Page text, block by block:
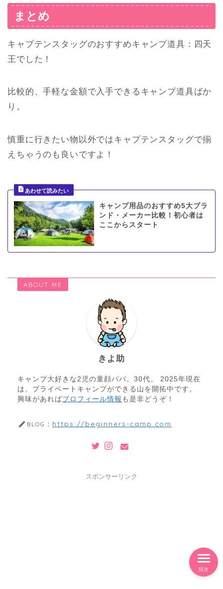
まとめ
キャプテンスタッグのおすすめキャンプ道具：四天
王でした！
比較的、手軽な金額で入手できるキャンプ道具ばか
り。
慎重に行きたい物以外ではキャプテンスタッグで揃
えちゃうのも良いですよ！
キャンプ用品のおすすめ5大ブラ
ンド・メーカー比較！初心者は
ここからスタート
ABOUT ME
きよ助
キャンプ大好きな2児の童顔パパ。30代。 2025年現在
は、プライベートキャンプができる山を開拓中です。
興味があればプロフィール情報 も是非どうぞ！
BLOG： https://beginners-camp.com
スポンサーリンク
目次